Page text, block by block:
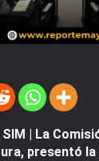
SIM | La
presentó